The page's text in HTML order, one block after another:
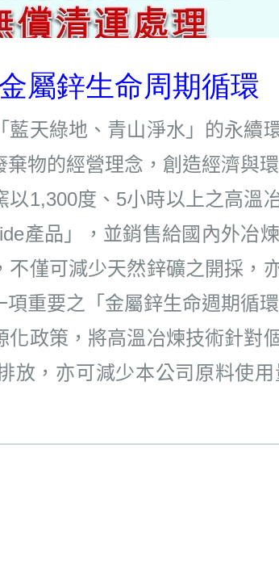
屬鋅生命周期循環
藍天綠地、青山淨水」的永續
物的經營理念，創造經濟與
以1,300度、5小時以上之高溫
產品」，並銷售給國內外冶
僅可減少天然鋅礦之開採，
重要之「金屬鋅生命週期循環
化政策，將高溫冶煉技術針對
放，亦可減少本公司原料使